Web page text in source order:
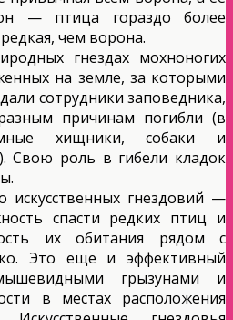
— птица гораздо более
чем ворона.
гнездах мохноногих
на земле, за которыми
сотрудники заповедника,
причинам погибли (в
хищники, собаки и
Свою роль в гибели кладок
искусственных гнездовий —
спасти редких птиц и
их обитания рядом с
Это еще и эффективный
грызунами и
в местах расположения